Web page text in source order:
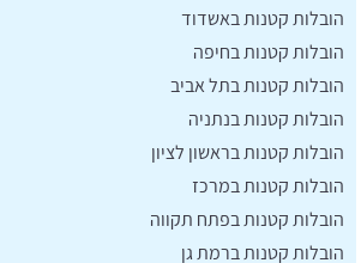
הובלות קטנות באשדוד
הובלות קטנות בחיפה
הובלות קטנות בתל אביב
הובלות קטנות בנתניה
הובלות קטנות בראשון לציון
הובלות קטנות במרכז
הובלות קטנות בפתח תקווה
הובלות קטנות ברמת גן